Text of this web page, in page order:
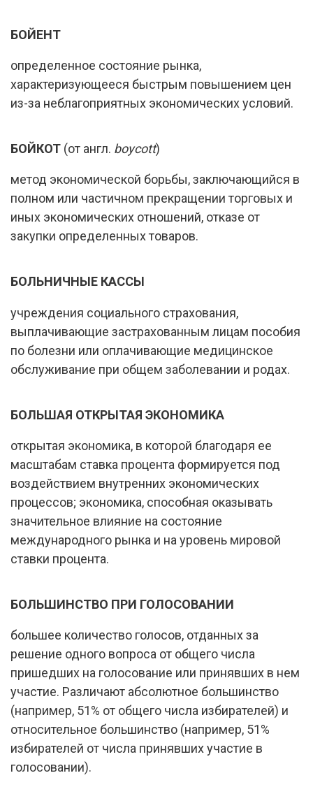
БОЙЕНТ
определенное состояние рынка,
характеризующееся быстрым повышением цен
из-за неблагоприятных экономических условий.
БОЙКОТ (от англ. boycott)
метод экономической борьбы, заключающийся в
полном или частичном прекращении торговых и
иных экономических отношений, отказе от
закупки определенных товаров.
БОЛЬНИЧНЫЕ КАССЫ
учреждения социального страхования,
выплачивающие застрахованным лицам пособия
по болезни или оплачивающие медицинское
обслуживание при общем заболевании и родах.
БОЛЬШАЯ ОТКРЫТАЯ ЭКОНОМИКА
открытая экономика, в которой благодаря ее
масштабам ставка процента формируется под
воздействием внутренних экономических
процессов; экономика, способная оказывать
значительное влияние на состояние
международного рынка и на уровень мировой
ставки процента.
БОЛЬШИНСТВО ПРИ ГОЛОСОВАНИИ
большее количество голосов, отданных за
решение одного вопроса от общего числа
пришедших на голосование или принявших в нем
участие. Различают абсолютное большинство
(например, 51% от общего числа избирателей) и
относительное большинство (например, 51%
избирателей от числа принявших участие в
голосовании).